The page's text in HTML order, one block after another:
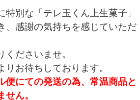
特別な「テレ玉くん上生菓子」
、感謝の気持ちを感じていただ
くださいませ。
りお待ちしております。
にての発送の為、常温商品と
せん。